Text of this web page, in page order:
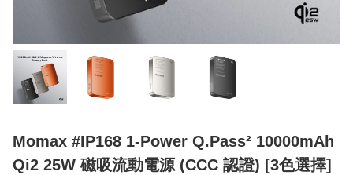
Momax #IP168 1-Power Q.Pass² 10000mAh
Qi2 25W 磁吸流動電源 (CCC 認證) [3色選擇]